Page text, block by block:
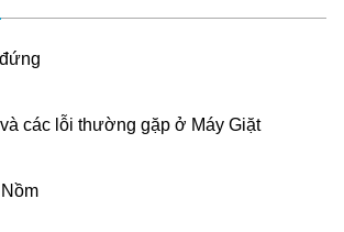
các lỗi thường gặp ở Máy Giặt